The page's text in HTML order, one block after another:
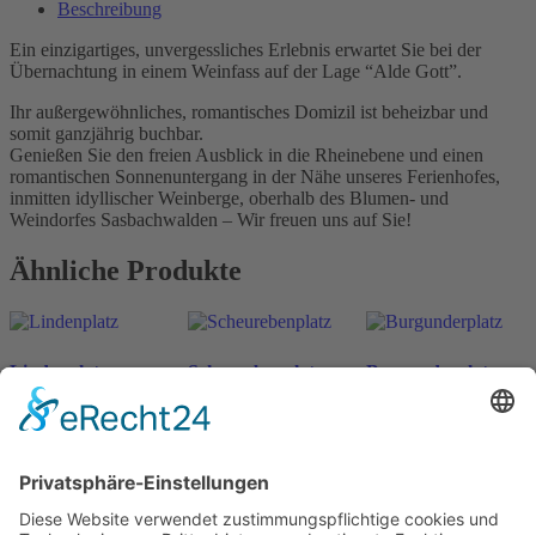
Beschreibung
Ein einzigartiges, unvergessliches Erlebnis erwartet Sie bei der
Übernachtung in einem Weinfass auf der Lage “Alde Gott”.
Ihr außergewöhnliches, romantisches Domizil ist beheizbar und
somit ganzjährig buchbar.
Genießen Sie den freien Ausblick in die Rheinebene und einen
romantischen Sonnenuntergang in der Nähe unseres Ferienhofes,
inmitten idyllischer Weinberge, oberhalb des Blumen- und
Weindorfes Sasbachwalden – Wir freuen uns auf Sie!
Ähnliche Produkte
Lindenplatz
ab198 n. v.
Scheurebenplatz Burgunderplatz